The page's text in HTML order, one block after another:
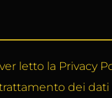
letto la Privacy
dei dati